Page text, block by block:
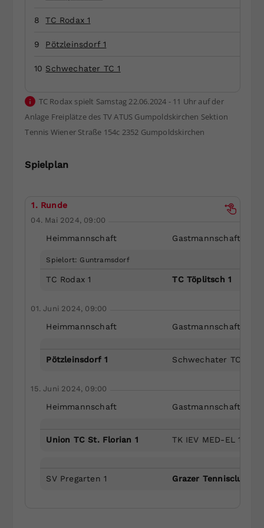
8 TC Rodax 1
9 Pötzleinsdorf 1
10 Schwechater TC 1
TC Rodax spielt Samstag 22.06.2024 - 11 Uhr auf der
Anlage Freiplätze des TV ATUS Gumpoldskirchen Sektion
Tennis Wiener Straße 154c 2352 Gumpoldskirchen
Spielplan
1. Runde
04. Mai 2024, 09:00
Heimmannschaft Gastmannschaft
Spielort: Guntramsdorf
TC Rodax 1 TC Töplitsch 1
01. Juni 2024, 09:00
Heimmannschaft Gastmannschaft
Pötzleinsdorf 1 Schwechater TC 1
15. Juni 2024, 09:00
Heimmannschaft Gastmannschaft
Union TC St. Florian 1 TK IEV MED-EL 1
SV Pregarten 1 Grazer Tennisclub 1
Einstellungen. Unter anderem eine
zufällig generierte ID, für die
vorgenommen Einstellungen, falls der